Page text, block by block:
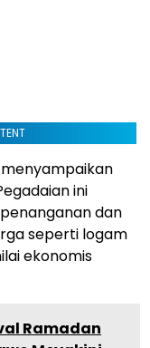
ini
dan
seperti logam
ekonomis
Ramadan